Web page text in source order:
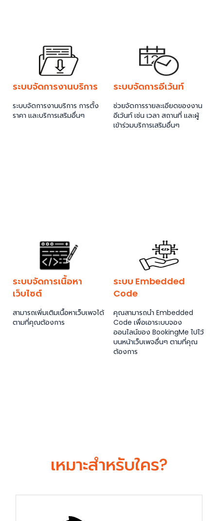
ระบบจัดการงานบริการ
ระบบจัดการงานบริการ การตั้ง
ราคา และบริการเสริมอื่นๆ
ระบบจัดการอีเว้นท์
ช่วยจัดการรายละเอียดของงาน
อีเว้นท์ เช่น เวลา สถานที่ และผู้
เข้าร่วมบริการเสริมอื่นๆ
ระบบจัดการเนื้อหา
เว็บไซต์
สามารถเพิ่มเติมเนื้อหาเว็บเพจได้
ตามที่คุณต้องการ
ระบบ Embedded
Code
คุณสามารถนำ Embedded
Code เพื่อเอาระบบจอง
ออนไลน์ของ BookingMe ไปไว้
บนหน้าเว็บเพจอื่นๆ ตามที่คุณ
ต้องการ
เหมาะสำหรับใคร?